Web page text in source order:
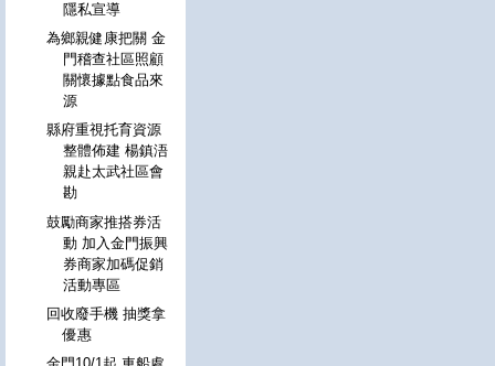
隱私宣導
為鄉親健康把關 金
門稽查社區照顧
關懷據點食品來
源
縣府重視托育資源
整體佈建 楊鎮浯
親赴太武社區會
勘
鼓勵商家推搭券活
動 加入金門振興
券商家加碼促銷
活動專區
回收廢手機 抽獎拿
優惠